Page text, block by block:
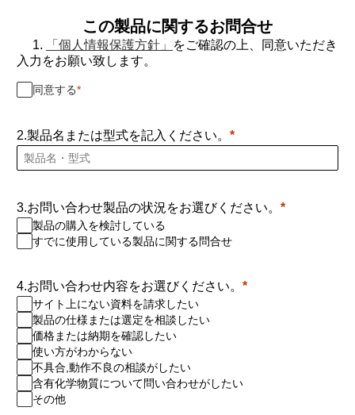
この製品に関するお問合せ
1. 「個人情報保護方針」
をご確認の上、同意いただき
入力をお願い致します。
同意する
2.製品名または型式を記入ください。
3.お問い合わせ製品の状況をお選びください。
製品の購入を検討している
すでに使用している製品に関する問合せ
4.お問い合わせ内容をお選びください。
サイト上にない資料を請求したい
製品の仕様または選定を相談したい
価格または納期を確認したい
使い方がわからない
不具合,動作不良の相談がしたい
含有化学物質について問い合わせがしたい
その他